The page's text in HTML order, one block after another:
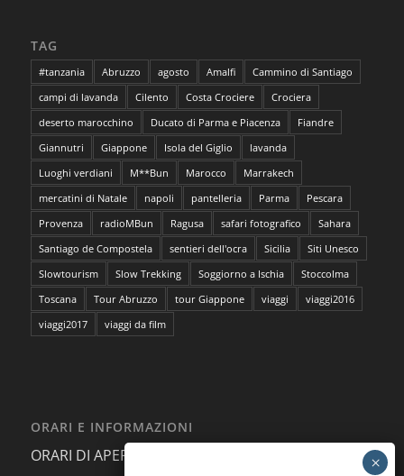
TAG
#tanzania Abruzzo agosto Amalfi
Cammino di Santiago
campi di lavanda
Cilento Costa Crociere
Crociera
deserto marocchino
Ducato di Parma e Piacenza
Fiandre
Giannutri
Giappone Isola del Giglio
lavanda
Luoghi verdiani
M**Bun Marocco
Marrakech
mercatini di Natale
napoli pantelleria Parma
Pescara
Provenza
radioMBun Ragusa safari fotografico
Sahara
Santiago de Compostela
sentieri dell'ocra Sicilia
Siti Unesco
Slowtourism
Slow Trekking Soggiorno a Ischia
Stoccolma
Toscana
Tour Abruzzo tour Giappone viaggi
viaggi2016
viaggi2017
viaggi da film
ORARI E INFORMAZIONI
ORARI DI APERTURA AL PUBBLICO: